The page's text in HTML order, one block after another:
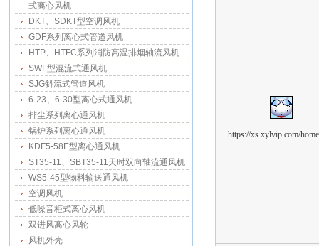
式离心风机
DKT、SDKT型空调风机
GDF系列离心式管道风机
HTP、HTFC系列消防高温排烟轴流风机
SWF型混流式通风机
SJG斜流式管道风机
6-23、6-30型离心式通风机
排尘系列离心通风机
锅炉系列离心通风机
KDF5-58E型离心通风机
ST35-11、SBT35-11天时双向轴流通风机
WS5-45型物料输送通风机
空调风机
低噪音柜式离心风机
双进风离心风轮
风机外壳
https://xs.xylvip.com/